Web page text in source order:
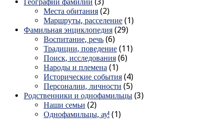
Места обитания (2)
Маршруты, расселение (1)
Фамильная энциклопедия (29)
Воспитание, речь (6)
Традиции, поведение (11)
Поиск, исследования (6)
Народы и племена (1)
Исторические события (4)
Персоналии, личности (5)
Родственники и однофамильцы (3)
Наши семьи (2)
Однофамильцы, ау! (1)